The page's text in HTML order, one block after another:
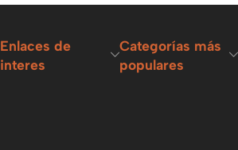
Enlaces de
interes
Categorías más
populares